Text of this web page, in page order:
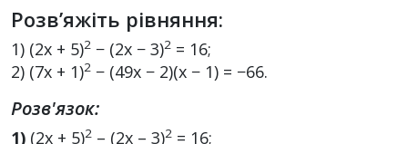
Розв’яжіть рівняння:
1) (2x + 5)2 − (2x − 3)2 = 16;
2) (7x + 1)2 − (49x − 2)(x − 1) = −66.
Розв'язок:
1) (2x + 5)2 – (2х – 3)2 = 16;